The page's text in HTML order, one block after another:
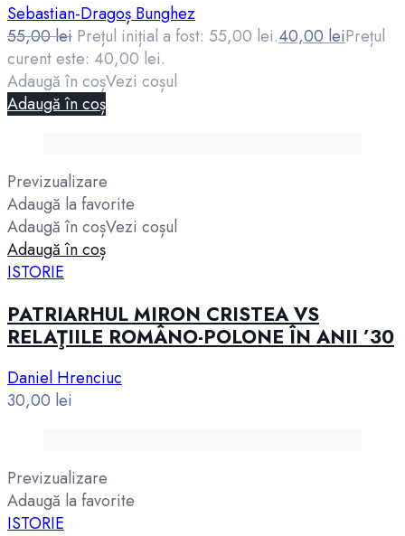
Sebastian-Dragoș Bunghez
55,00lei Prețul inițial a fost: 55,00 lei.40,00 leiPrețul
curent este: 40,00 lei.
Adaugă în coșVezi coșul
Adaugă în coș
Previzualizare
Adaugă la favorite
Adaugă în coșVezi coșul
Adaugă în coș
ISTORIE
PATRIARHUL MIRON CRISTEA VS
RELAŢIILE ROMÂNO-POLONE ÎN ANII ’30
Daniel Hrenciuc
30,00 lei
Previzualizare
Adaugă la favorite
ISTORIE